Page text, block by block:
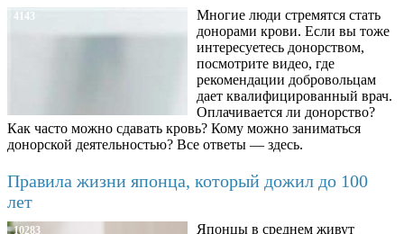
4143
Многие люди стремятся стать
донорами крови. Если вы тоже
интересуетесь донорством,
посмотрите видео, где
рекомендации добровольцам
дает квалифицированный врач.
Оплачивается ли донорство?
Как часто можно сдавать кровь? Кому можно заниматься
донорской деятельностью? Все ответы — здесь.
Правила жизни японца, который дожил до 100
лет
10283
Японцы в среднем живут